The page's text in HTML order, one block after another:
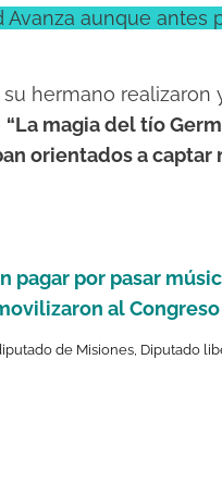
aunque antes
hermano realizaron
“La magia del tío
orientados a captar
pagar por pasar
al
de Misiones, Diputado